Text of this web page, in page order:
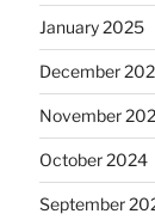
January 2025
December
November
October 2024
September